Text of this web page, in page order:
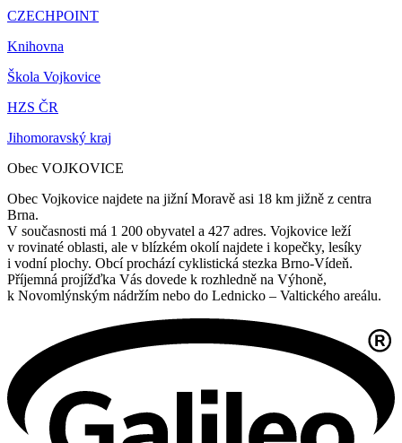
CZECHPOINT
Knihovna
Škola Vojkovice
HZS ČR
Jihomoravský kraj
Obec VOJKOVICE
Obec Vojkovice najdete na jižní Moravě asi 18 km jižně z centra
Brna.
V současnosti má 1 200 obyvatel a 427 adres. Vojkovice leží
v rovinaté oblasti, ale v blízkém okolí najdete i kopečky, lesíky
i vodní plochy. Obcí prochází cyklistická stezka Brno-Vídeň.
Příjemná projížďka Vás dovede k rozhledně na Výhoně,
k Novomlýnským nádržím nebo do Lednicko – Valtického areálu.